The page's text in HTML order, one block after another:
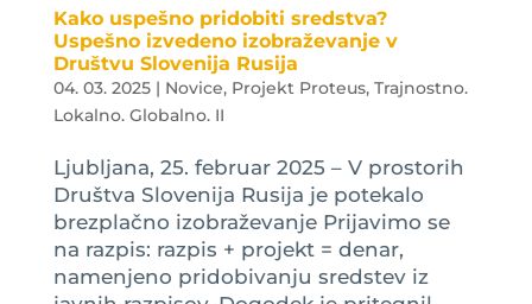
Kako uspešno pridobiti sredstva?
Uspešno izvedeno izobraževanje v
Društvu Slovenija Rusija
04. 03. 2025| Novice, Projekt Proteus, Trajnostno.
Lokalno. Globalno. II
Ljubljana, 25. februar 2025 – V prostorih
Društva Slovenija Rusija je potekalo
brezplačno izobraževanje Prijavimo se
na razpis: razpis + projekt = denar,
namenjeno pridobivanju sredstev iz